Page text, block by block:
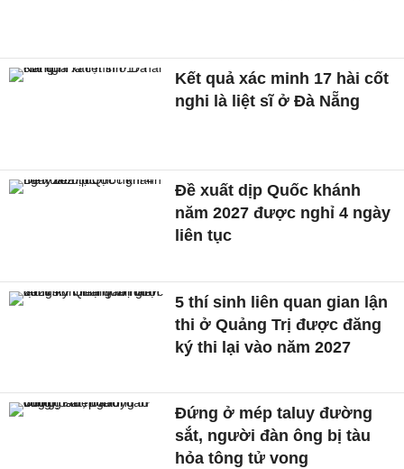
Kết quả xác minh 17 hài cốt
nghi là liệt sĩ ở Đà Nẵng
Đề xuất dịp Quốc khánh
năm 2027 được nghỉ 4 ngày
liên tục
5 thí sinh liên quan gian lận
thi ở Quảng Trị được đăng
ký thi lại vào năm 2027
Đứng ở mép taluy đường
sắt, người đàn ông bị tàu
hỏa tông tử vong